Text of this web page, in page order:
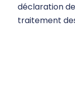
déclaration
traitement